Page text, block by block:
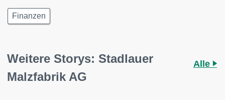
Finanzen
Weitere Storys: Stadlauer
Malzfabrik AG
Alle